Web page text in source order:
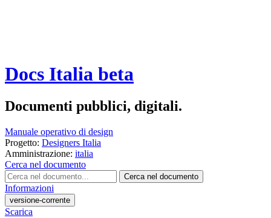
Docs Italia beta
Documenti pubblici, digitali.
Manuale operativo di design
Progetto: Designers Italia
Amministrazione: italia
Cerca nel documento
Cerca nel documento
Informazioni
versione-corrente
Scarica